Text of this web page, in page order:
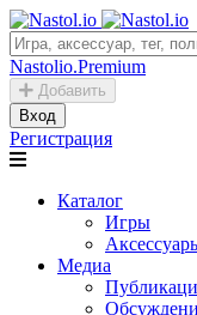
Nastolio.Premium
Добавить
Вход
Регистрация
Каталог
Игры
Медиа